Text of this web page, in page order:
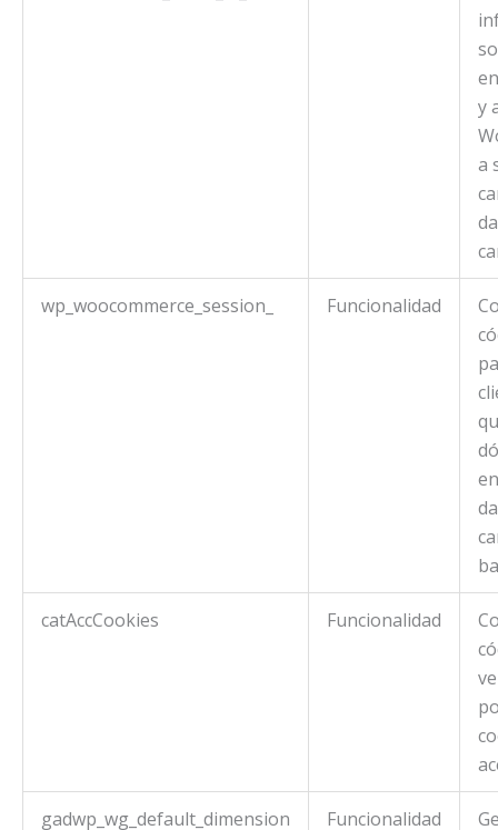
y
a
wp_woocommerce_session_ Funcionalidad
catAccCookies Funcionalidad
gadwp_wg_default_dimension Funcionalidad